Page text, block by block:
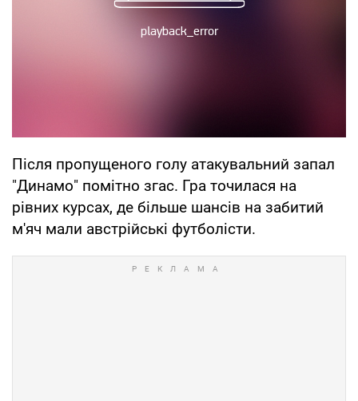
Після пропущеного голу атакувальний запал
"Динамо" помітно згас. Гра точилася на
рівних курсах, де більше шансів на забитий
м'яч мали австрійські футболісти.